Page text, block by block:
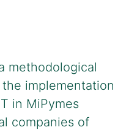
al desarrollo
que
de fruta es la
y recursos para su
este contexto, surge
implementar proyectos
methodological
implementation
in MiPymes
companies of